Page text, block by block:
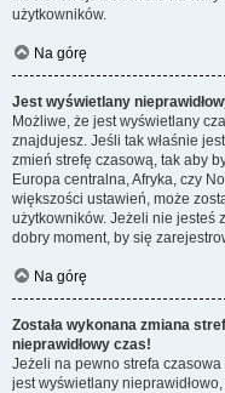
użytkowników.
Na górę
Jest wyświetlany
Możliwe, że jest wyświetlany
znajdujesz. Jeśli tak właśnie
zmień strefę czasową, tak aby
Europa centralna, Afryka, czy
większości ustawień, może
użytkowników. Jeżeli nie jesteś
dobry moment, by się
Na górę
Została wykonana zmiana
nieprawidłowy czas!
Jeżeli na pewno strefa czasowa
jest wyświetlany